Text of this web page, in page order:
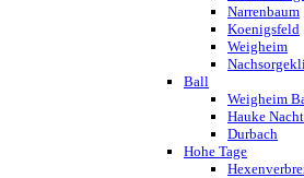
Narrenbaum
Koenigsfeld
Weigheim
Ball
Weigheim
Hauke Nacht
Durbach
Hohe Tage